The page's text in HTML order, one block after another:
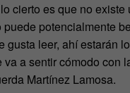
cierto es que no existe
potencialmente
gusta leer, ahí estarán
a sentir cómodo con
Martínez Lamosa.